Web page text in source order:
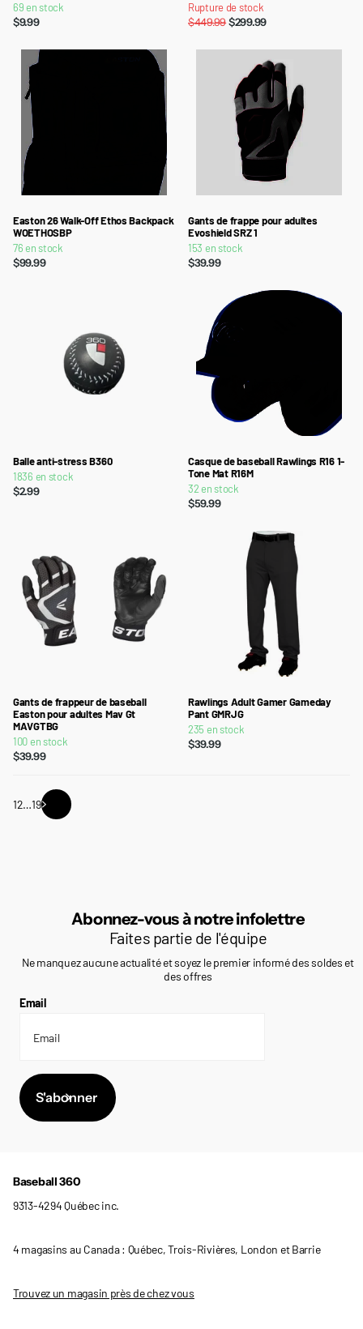
69 en stock
$9.99
Rupture de stock
$449.99$299.99
Easton 26 Walk-Off Ethos Backpack
WOETHOSBP
76 en stock
$99.99
Gants de frappe pour adultes
Evoshield SRZ 1
153 en stock
$39.99
Balle anti-stress B360
1836 en stock
$2.99
Casque de baseball Rawlings R16 1-
Tone Mat R16M
32 en stock
$59.99
Gants de frappeur de baseball
Easton pour adultes Mav Gt
MAVGTBG
100 en stock
$39.99
Rawlings Adult Gamer Gameday
Pant GMRJG
235 en stock
$39.99
12…19
Abonnez-vous à notre infolettre
Faites partie de l'équipe
Ne manquez aucune actualité et soyez le premier informé des soldes et
des offres
Email
S'abonner
Baseball 360
9313-4294 Québec inc.
4 magasins au Canada : Québec, Trois-Rivières, London et Barrie
Trouvez un magasin près de chez vous